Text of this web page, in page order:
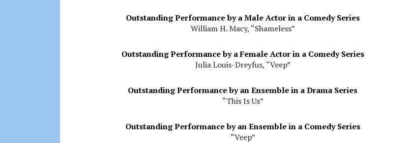
Outstanding Performance by a Male Actor in a Comedy Series
William H. Macy, “Shameless”
Outstanding Performance by a Female Actor in a Comedy Series
Julia Louis-Dreyfus, “Veep”
Outstanding Performance by an Ensemble in a Drama Series
“This Is Us”
Outstanding Performance by an Ensemble in a Comedy Series
“Veep”